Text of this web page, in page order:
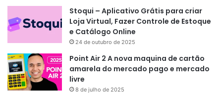
Stoqui – Aplicativo Grátis para criar
Loja Virtual, Fazer Controle de Estoque
e Catálogo Online
24 de outubro de 2025
Point Air 2 A nova maquina de cartão
amarela do mercado pago e mercado
livre
8 de julho de 2025